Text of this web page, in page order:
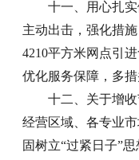
十一、用心扎
主动出击，强化措
4210平方米网点引
优化服务保障，多
十二、关于增
经营区域、各专业
固树立“过紧日子”